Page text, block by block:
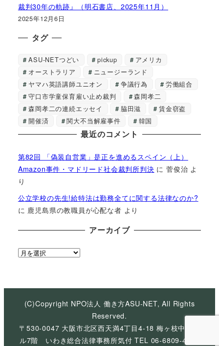
裁判30年の軌跡』（明石書店、2025年11月）
2025年12月6日
タグ
ASU-NETつどい pickup
アメリカ
オーストラリア
ニュージーランド
ヤマハ英語講師ユニオン
争議行為
労働組合
守口市学童保育雇い止め裁判
森岡孝二
森岡孝二の連続エッセイ
脇田滋
賃金窃盗
開催済
関大不当解雇事件 韓国
最近のコメント
第82回 「偽装自営業」是正を進めるスペイン（上）
Amazon事件・マドリード社会裁判所判決 に菅俊治 よ
り
公立学校の先生!給特法は勤務全てに関する法律なのか?
に 鹿児島県の教職員が心配な者 より
アーカイブ
ア
イ
(C)Copyright NPO法人 働き方ASU-NET, All Rights
Reserved.
〒530-0047 大阪市北区西天満4丁目4-18 梅ヶ枝中央ビ
ル7階 いわき総合法律事務所気付 TEL 06-6809-4926